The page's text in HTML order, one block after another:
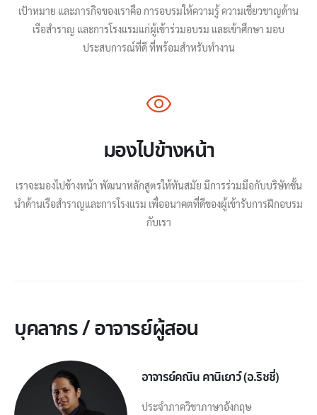
เป้าหมาย และภารกิจของเราคือ การอบรมให้ความรู้ ความเชี่ยวชาญด้าน
เรือสำราญ และการโรงแรมแก่ผู้เข้าร่วมอบรม และเข้าศึกษา มอบ
ประสบการณ์ที่ดี ที่พร้อมสำหรับทำงาน
มองไปข้างหน้า
เราจะมองไปข้างหน้า พัฒนาหลักสูตรให้ทันสมัย มีการร่วมมือกับบริษัทชั้น
นำด้านเรือสำราญและการโรงแรม เพื่ออนาคตที่ดีของผู้เข้ารับการฝึกอบรม
กับเรา
บุคลากร / อาจารย์ผู้สอน
อาจารย์คณิน คานิเยาว์ (อ.ริชชี่)
ประจำภาควิชาภาษาอังกฤษ